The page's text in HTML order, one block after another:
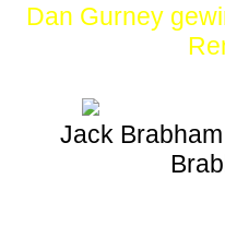
Dan Gurney
Jack